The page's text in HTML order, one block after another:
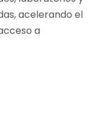
acelerando el
a